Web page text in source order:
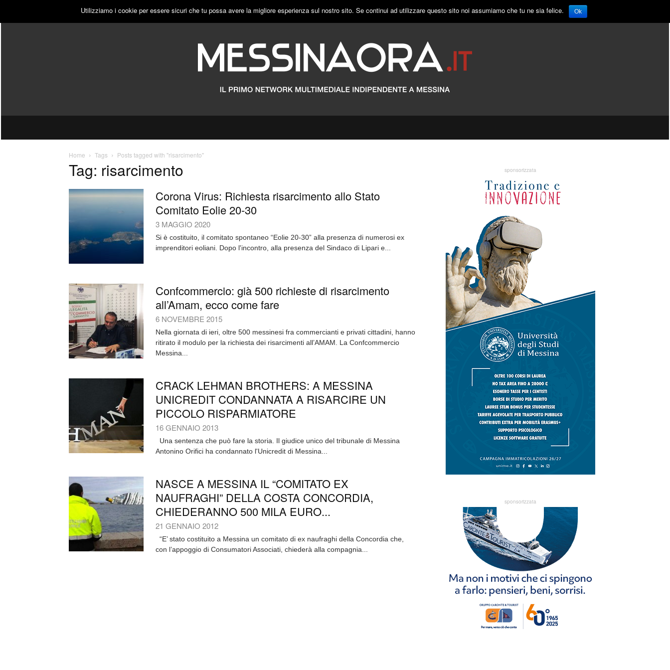
SABATO, 8 AGOSTO 2026 PUBBLICITÀ
Home Tags Posts tagged with "risarcimento"
Tag: risarcimento
Corona Virus: Richiesta risarcimento allo Stato
Comitato Eolie 20-30
3 MAGGIO 2020
Si è costituito, il comitato spontaneo “Eolie 20-30” alla presenza di numerosi ex
imprenditori eoliani. Dopo l'incontro, alla presenza del Sindaco di Lipari e...
Confcommercio: già 500 richieste di risarcimento
all’Amam, ecco come fare
6 NOVEMBRE 2015
Nella giornata di ieri, oltre 500 messinesi fra commercianti e privati cittadini, hanno
ritirato il modulo per la richiesta dei risarcimenti all’AMAM. La Confcommercio
Messina...
CRACK LEHMAN BROTHERS: A MESSINA
UNICREDIT CONDANNATA A RISARCIRE UN
PICCOLO RISPARMIATORE
16 GENNAIO 2013
Una sentenza che può fare la storia. Il giudice unico del tribunale di Messina
Antonino Orifici ha condannato l'Unicredit di Messina...
NASCE A MESSINA IL “COMITATO EX
NAUFRAGHI” DELLA COSTA CONCORDIA,
CHIEDERANNO 500 MILA EURO...
21 GENNAIO 2012
“E’ stato costituito a Messina un comitato di ex naufraghi della Concordia che,
con l’appoggio di Consumatori Associati, chiederà alla compagnia...
sponsorizzata
sponsorizzata
Utilizziamo i cookie per essere sicuri che tu possa avere la migliore esperienza sul nostro sito. Se continui ad utilizzare questo sito noi assumiamo che tu ne sia felice. Ok